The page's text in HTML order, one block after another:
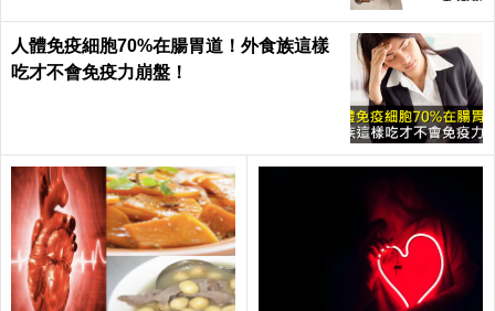
人體免疫細胞70%在腸胃道！外食族這樣
吃才不會免疫力崩盤！